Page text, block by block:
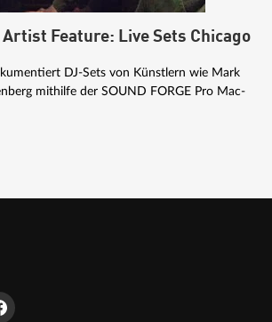
Artist Feature: Live Sets Chicago
DJ-Sets von Künstlern wie Mark
mithilfe der SOUND FORGE Pro Mac-